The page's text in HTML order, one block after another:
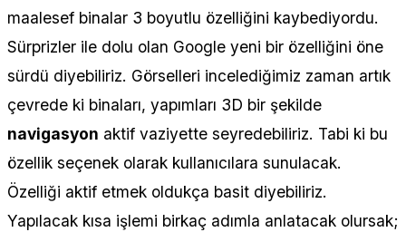
maalesef binalar 3 boyutlu özelliğini kaybediyordu.
Sürprizler ile dolu olan Google yeni bir özelliğini öne
sürdü diyebiliriz. Görselleri incelediğimiz zaman artık
çevrede ki binaları, yapımları 3D bir şekilde
navigasyon aktif vaziyette seyredebiliriz. Tabi ki bu
özellik seçenek olarak kullanıcılara sunulacak.
Özelliği aktif etmek oldukça basit diyebiliriz.
Yapılacak kısa işlemi birkaç adımla anlatacak olursak;